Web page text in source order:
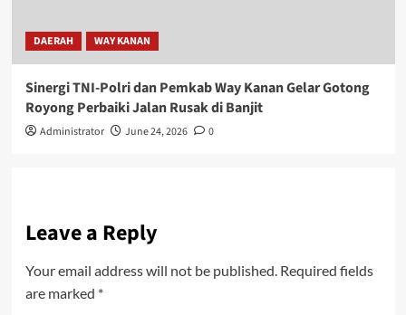
DAERAH WAY KANAN
Sinergi TNI-Polri dan Pemkab Way Kanan Gelar Gotong
Royong Perbaiki Jalan Rusak di Banjit
Administrator June 24, 2026 0
Leave a Reply
Your email address will not be published. Required fields
are marked *